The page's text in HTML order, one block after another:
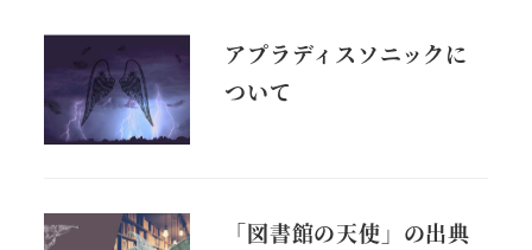
アプラディスソニックに
ついて
「図書館の天使」の出典